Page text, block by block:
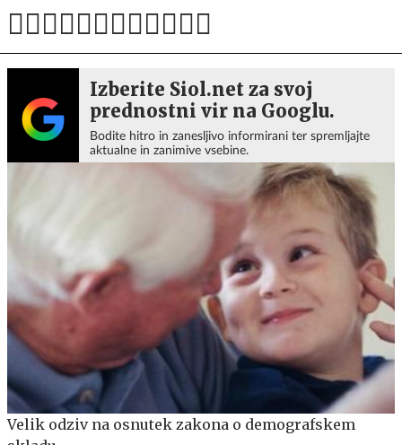
Izberite Siol.net za svoj
prednostni vir na Googlu.
Bodite hitro in zanesljivo informirani ter spremljajte
aktualne in zanimive vsebine.
Velik odziv na osnutek zakona o demografskem